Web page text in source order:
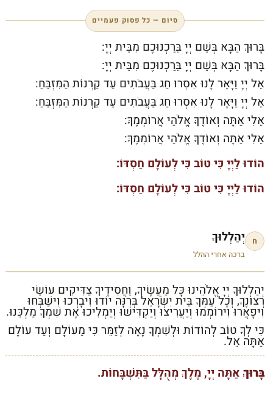
סיום — כל פסוק פעמיים
בָּרוּךְ הַבָּא בְּשֵׁם יְיָ בֵּרַכְנוּכֶם מִבֵּית יְיָ:
בָּרוּךְ הַבָּא בְּשֵׁם יְיָ בֵּרַכְנוּכֶם מִבֵּית יְיָ:
אֵל יְיָ וַיָּאֶר לָנוּ אִסְרוּ חַג בַּעֲבֹתִים עַד קַרְנוֹת הַמִּזְבֵּחַ:
אֵל יְיָ וַיָּאֶר לָנוּ אִסְרוּ חַג בַּעֲבֹתִים עַד קַרְנוֹת הַמִּזְבֵּחַ:
אֵלִי אַתָּה וְאוֹדֶךָּ אֱלֹהַי אֲרוֹמְמֶךָּ:
אֵלִי אַתָּה וְאוֹדֶךָּ אֱלֹהַי אֲרוֹמְמֶךָּ:
הוֹדוּ לַיְיָ כִּי טוֹב כִּי לְעוֹלָם חַסְדּוֹ:
הוֹדוּ לַיְיָ כִּי טוֹב כִּי לְעוֹלָם חַסְדּוֹ:
ח יְהַלְלוּךָ
ברכה אחרי ההלל
יְהַלְלוּךָ יְיָ אֱלֹהֵינוּ כָּל מַעֲשֶׂיךָ, וַחֲסִידֶיךָ צַדִּיקִים עוֹשֵׂי
רְצוֹנֶךָ, וְכָל עַמְּךָ בֵּית יִשְׂרָאֵל בְּרִנָּה יוֹדוּ וִיבָרְכוּ וִישַׁבְּחוּ
וִיפָאֲרוּ וִירוֹמְמוּ וְיַעֲרִיצוּ וְיַקְדִּישׁוּ וְיַמְלִיכוּ אֶת שִׁמְךָ מַלְכֵּנוּ.
כִּי לְךָ טוֹב לְהוֹדוֹת וּלְשִׁמְךָ נָאֶה לְזַמֵּר כִּי מֵעוֹלָם וְעַד עוֹלָם
אַתָּה אֵל.
בָּרוּךְ אַתָּה יְיָ, מֶלֶךְ מְהֻלָּל בַּתִּשְׁבָּחוֹת.